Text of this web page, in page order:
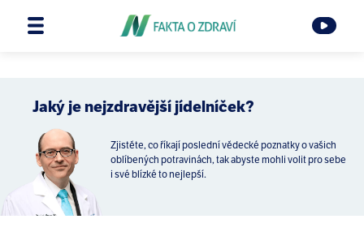
Jaký je nejzdravější jídelníček?
Zjistěte, co říkají poslední vědecké poznatky o vašich
oblíbených potravinách, tak abyste mohli volit pro sebe
i své blízké to nejlepší.